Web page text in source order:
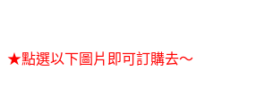
★點選以下圖片即可訂購去～